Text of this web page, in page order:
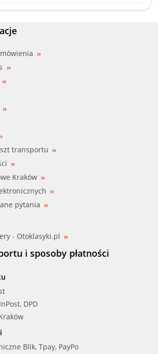
(03881)
0005)
transportu
Kraków
pytania
- Otoklasyki.pl
i sposoby płatności
DPD
Blik, Tpay, PayPo